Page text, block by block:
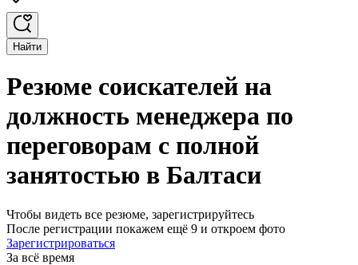
Найти
Резюме соискателей на
должность менеджера по
переговорам с полной
занятостью в Балтаси
Чтобы видеть все резюме, зарегистрируйтесь
После регистрации покажем ещё 9 и откроем фото
Зарегистрироваться
За всё время